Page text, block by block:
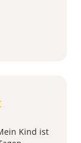
Kind ist